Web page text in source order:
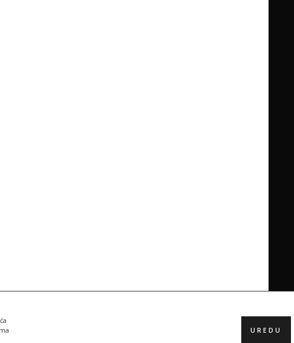
UREDU